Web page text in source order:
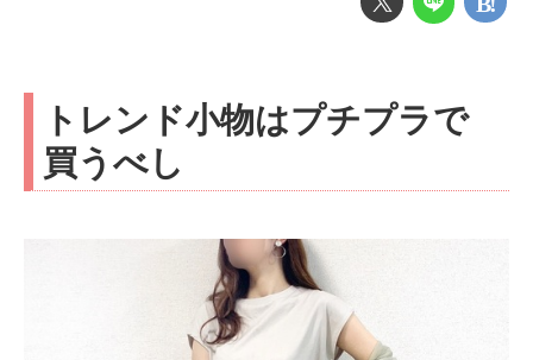
トレンド小物はプチプラで
買うべし